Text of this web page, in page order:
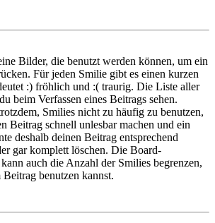
Bilder, die benutzt werden können, um ein
Für jeden Smilie gibt es einen kurzen
:) fröhlich und :( traurig. Die Liste aller
beim Verfassen eines Beitrags sehen.
Smilies nicht zu häufig zu benutzen,
Beitrag schnell unlesbar machen und ein
deshalb deinen Beitrag entsprechend
gar komplett löschen. Die Board-
auch die Anzahl der Smilies begrenzen,
benutzen kannst.